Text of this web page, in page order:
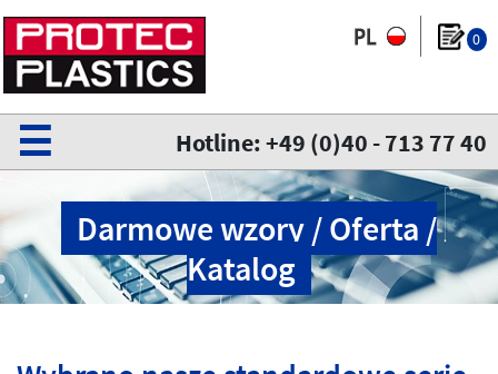
0
Hotline: +49 (0)40 - 713 77 40
☰
Darmowe wzory / Oferta /
Katalog